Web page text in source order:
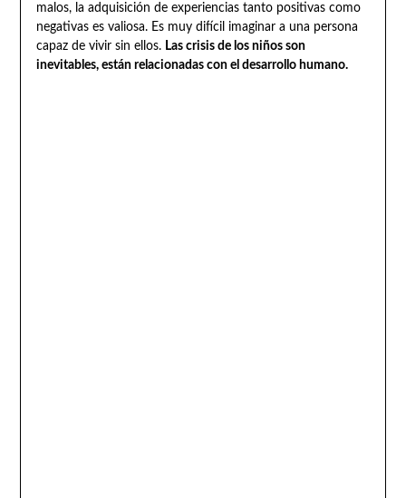
malos, la adquisición de experiencias tanto positivas como
negativas es valiosa. Es muy difícil imaginar a una persona
capaz de vivir sin ellos. Las crisis de los niños son
inevitables, están relacionadas con el desarrollo humano.